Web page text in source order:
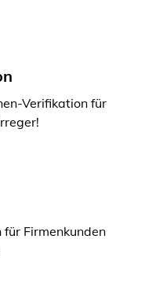
Verifikation für
Firmenkunden